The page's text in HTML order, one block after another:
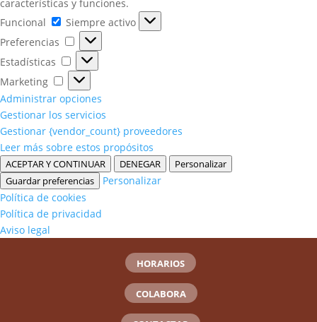
características y funciones.
Funcional
Funcional
Siempre activo
Preferencias
Preferencias
Estadísticas
Estadísticas
Marketing
Marketing
Administrar opciones
Gestionar los servicios
Gestionar {vendor_count} proveedores
Leer más sobre estos propósitos
ACEPTAR Y CONTINUAR DENEGAR
Personalizar
Guardar preferencias
Personalizar
Política de cookies
Política de privacidad
Aviso legal
HORARIOS
COLABORA